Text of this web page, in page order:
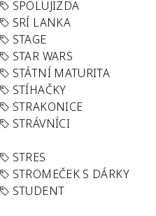
SPOLUJIZDA
SRÍ LANKA
STAGE
STAR WARS
STÁTNÍ MATURITA
STÍHAČKY
STRAKONICE
STRÁVNÍCI
STRES
STROMEČEK S DÁRKY
STUDENT